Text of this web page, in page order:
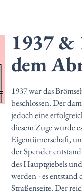
1937 &
dem
1937 war das
beschlossen. Der
jedoch eine
diesem Zuge wurde
Eigentümerschaft,
der Spender
des Hauptgiebels
werden - es entstand
Straßenseite. Der